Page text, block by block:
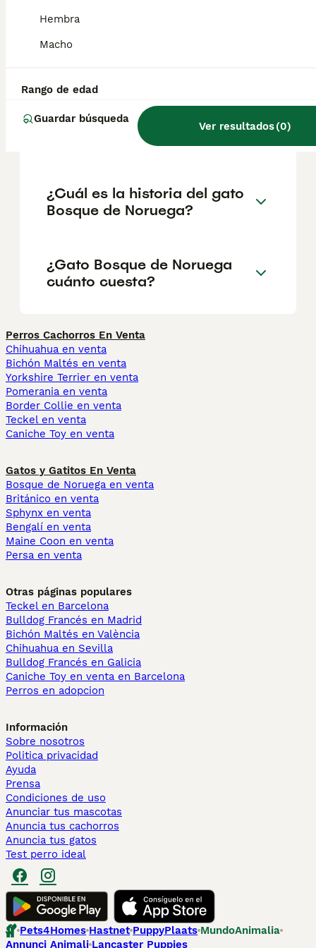
Hembra
Macho
Rango de edad
Guardar búsqueda
Ver resultados(0)
criadores responsables que garanticen la
Informarse bien y comparar opciones antes
¿Cómo son los gatos en el
bosque de Noruega?
¿Cuál es la historia del gato
Bosque de Noruega?
¿Gato Bosque de Noruega
cuánto cuesta?
Perros Cachorros En Venta
Chihuahua en venta
Bichón Maltés en venta
Yorkshire Terrier en venta
Pomerania en venta
Border Collie en venta
Teckel en venta
Caniche Toy en venta
Gatos y Gatitos En Venta
Bosque de Noruega en venta
Británico en venta
Sphynx en venta
Bengalí en venta
Maine Coon en venta
Persa en venta
Otras páginas populares
Teckel en Barcelona
Bulldog Francés en Madrid
Bichón Maltés en València
Chihuahua en Sevilla
Bulldog Francés en Galicia
Caniche Toy en venta en Barcelona
Perros en adopcion
Información
Sobre nosotros
Politica privacidad
Ayuda
Prensa
Condiciones de uso
Anunciar tus mascotas
Anuncia tus cachorros
Anuncia tus gatos
Test perro ideal
Pets4Homes Hastnet PuppyPlaats MundoAnimalia
Annunci Animali Lancaster Puppies